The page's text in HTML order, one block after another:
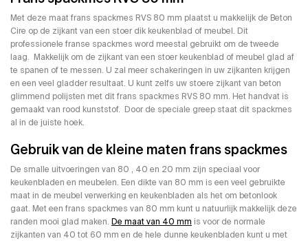
Met deze maat frans spackmes RVS 80 mm plaatst u makkelijk de Beton
Cire op de zijkant van een stoer dik keukenblad of meubel. Dit
professionele franse spackmes word meestal gebruikt om de tweede
laag. Makkelijk om de zijkant van een stoer keukenblad of meubel glad af
te spanen of te messen. U zal meer schakeringen in uw zijkanten krijgen
en een veel gladder resultaat. U kunt zelfs uw stoere zijkant van beton
glimmend polijsten met dit frans spackmes RVS 80 mm. Het handvat is
gemaakt van rood kunststof. Door de speciale greep staat dit spackmes
al in de juiste hoek.
Gebruik van de kleine maten frans spackmes
De smalle uitvoeringen van 80 , 40 en 20 mm zijn speciaal voor
keukenbladen en meubelen. Een dikte van 80 mm is een veel gebruikte
maat in de meubel verwerking en keukenbladen als het om betonlook
gaat. Met een frans spackmes van 80 mm kunt u natuurlijk makkelijk deze
randen mooi glad maken. De maat van 40 mm is voor de normale
zijkanten van 40 tot 60 mm en de hele dunne keukenbladen kunt u met